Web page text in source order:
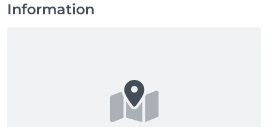
Information